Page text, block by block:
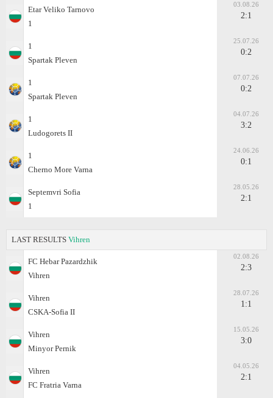
Etar Veliko Tarnovo
1
03.08.26
2:1
1
Spartak Pleven
25.07.26
0:2
1
Spartak Pleven
07.07.26
0:2
1
Ludogorets II
04.07.26
3:2
1
Cherno More Varna
24.06.26
0:1
Septemvri Sofia
1
28.05.26
2:1
LAST RESULTS Vihren
FC Hebar Pazardzhik
Vihren
02.08.26
2:3
Vihren
CSKA-Sofiа II
28.07.26
1:1
Vihren
Minyor Pernik
15.05.26
3:0
Vihren
FC Fratria Varna
04.05.26
2:1